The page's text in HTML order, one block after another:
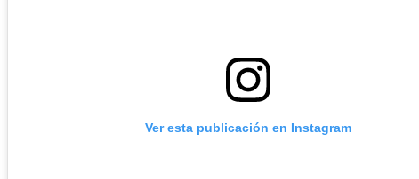
Ver esta publicación en Instagram